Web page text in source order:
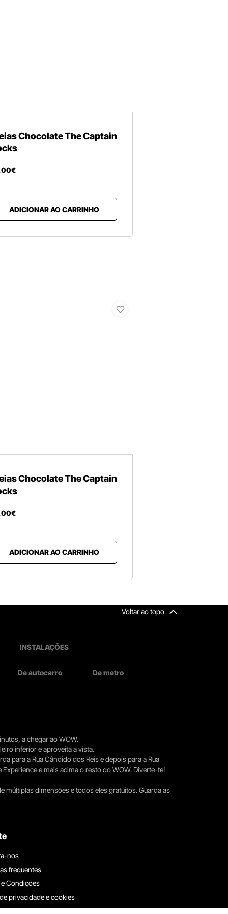
Chocolate The Captain
00€
ADICIONAR AO CARRINHO
Chocolate The Captain
00€
ADICIONAR AO CARRINHO
Voltar ao topo
INSTALAÇÕES
De autocarro De metro
a chegar ao WOW.
inferior e aproveita a vista.
para a Rua Cândido dos Reis e depois para a Rua
e mais acima o resto do WOW. Diverte-te!
múltiplas dimensões e todos eles gratuitos. Guarda as
nos
frequentes
Condições
privacidade e cookies
connosco